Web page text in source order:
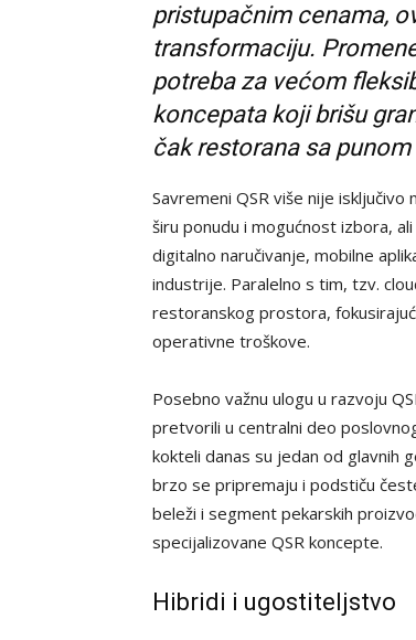
pristupačnim cenama,
transformaciju.
potreba za većom
koncepata koji brišu
čak restorana sa
Savremeni QSR više nije
širu ponudu i mogućnost izbora,
digitalno naručivanje, mobilne
industrije. Paralelno s tim, tzv.
restoranskog prostora,
operativne troškove.
Posebno važnu ulogu u razvoju
pretvorili u centralni deo
kokteli danas su jedan od glavnih
brzo se pripremaju i podstiču
beleži i segment pekarskih
specijalizovane QSR koncepte.
Hibridi i ugostiteljstvo